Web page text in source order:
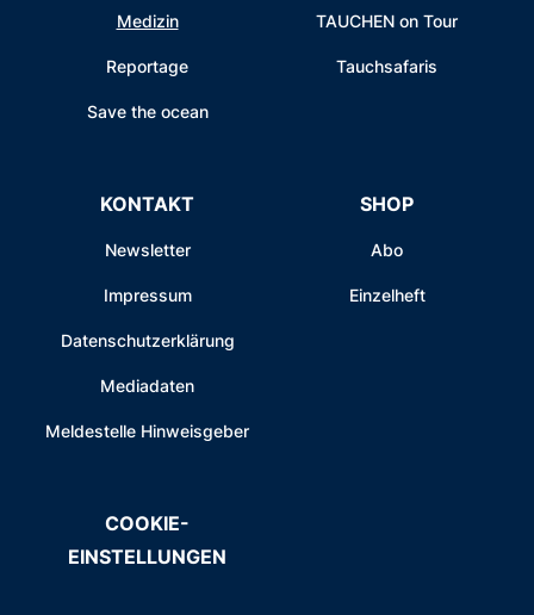
Medizin
Reportage
Save the ocean
TAUCHEN on Tour
Tauchsafaris
KONTAKT
Newsletter
Impressum
Datenschutzerklärung
Mediadaten
Meldestelle Hinweisgeber
SHOP
Abo
Einzelheft
COOKIE-
EINSTELLUNGEN